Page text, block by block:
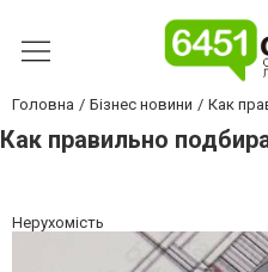
Головна Бізнес новини Как
Как правильно
Нерухомість